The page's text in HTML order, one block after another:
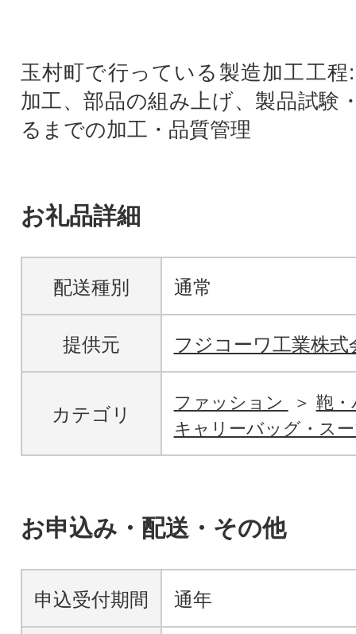
玉村町で行っている製造加工工
加工、部品の組み上げ、製品試験
るまでの加工・品質管理
お礼品詳細
配送種別 通常
提供元 フジコーワ工業株式
カテゴリ
ファッション
鞄
キャリーバッグ・ス
お申込み・配送・その他
申込受付期間 通年